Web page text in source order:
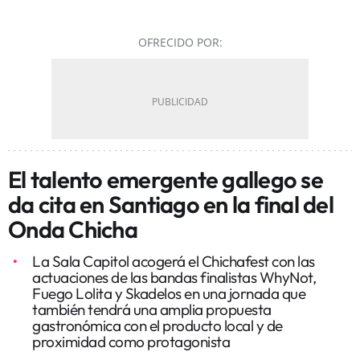
OFRECIDO POR:
El talento emergente gallego se
da cita en Santiago en la final del
Onda Chicha
La Sala Capitol acogerá el Chichafest con las
actuaciones de las bandas finalistas WhyNot,
Fuego Lolita y Skadelos en una jornada que
también tendrá una amplia propuesta
gastronómica con el producto local y de
proximidad como protagonista